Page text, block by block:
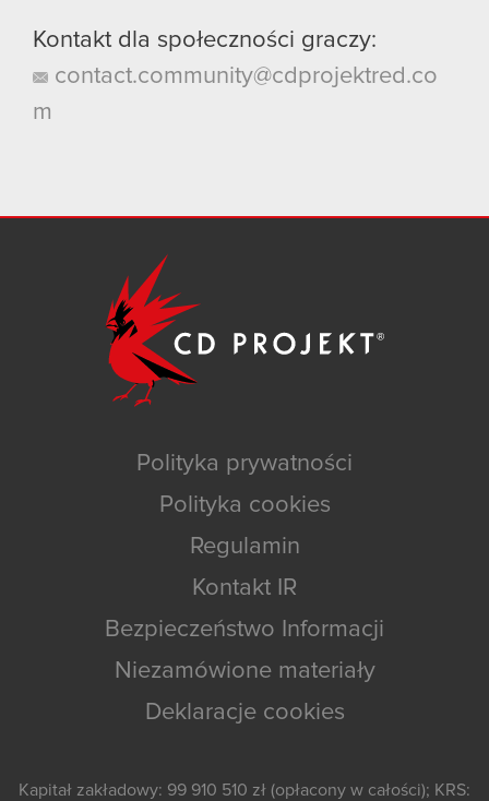
Kontakt dla społeczności graczy:
contact.community@cdprojektred.co
m
Polityka prywatności
Polityka cookies
Regulamin
Kontakt IR
Bezpieczeństwo Informacji
Niezamówione materiały
Deklaracje cookies
Kapitał zakładowy: 99 910 510 zł (opłacony w całości); KRS: